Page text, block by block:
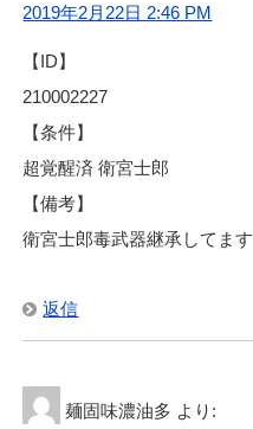
2019年2月22日 2:46 PM
【ID】
210002227
【条件】
超覚醒済 衛宮士郎
【備考】
衛宮士郎毒武器継承してます
返信
麺固味濃油多 より: